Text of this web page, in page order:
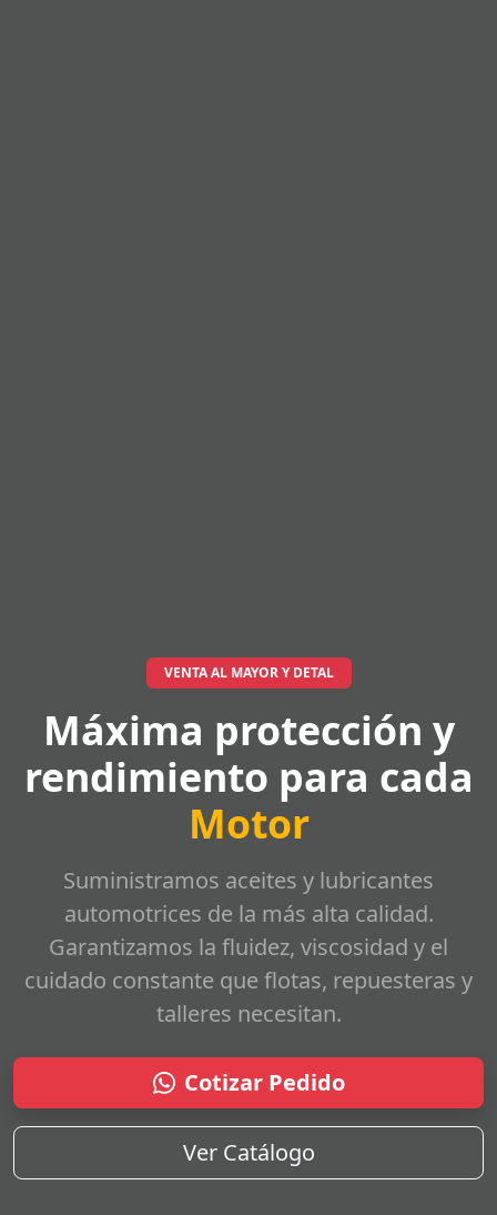
VENTA AL MAYOR Y DETAL
Máxima protección y
rendimiento para cada
Motor
Suministramos aceites y lubricantes
automotrices de la más alta calidad.
Garantizamos la fluidez, viscosidad y el
cuidado constante que flotas, repuesteras y
talleres necesitan.
Cotizar Pedido
Ver Catálogo